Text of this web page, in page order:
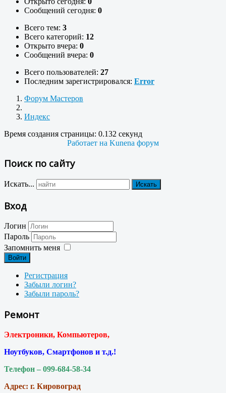
Сообщений сегодня: 0
Всего тем: 3
Всего категорий: 12
Открыто вчера: 0
Сообщений вчера: 0
Всего пользователей: 27
Последним зарегистрировался: Error
Форум Мастеров
Индекс
Время создания страницы: 0.132 секунд
Работает на Kunena форум
Поиск по сайту
Искать... Искать
Вход
Логин
Пароль
Запомнить меня
Войти
Регистрация
Забыли логин?
Забыли пароль?
Ремонт
Электроники, Компьютеров,
Ноутбуков, Смартфонов и т.д.!
Телефон – 099-684-58-34
Адрес: г. Кировоград